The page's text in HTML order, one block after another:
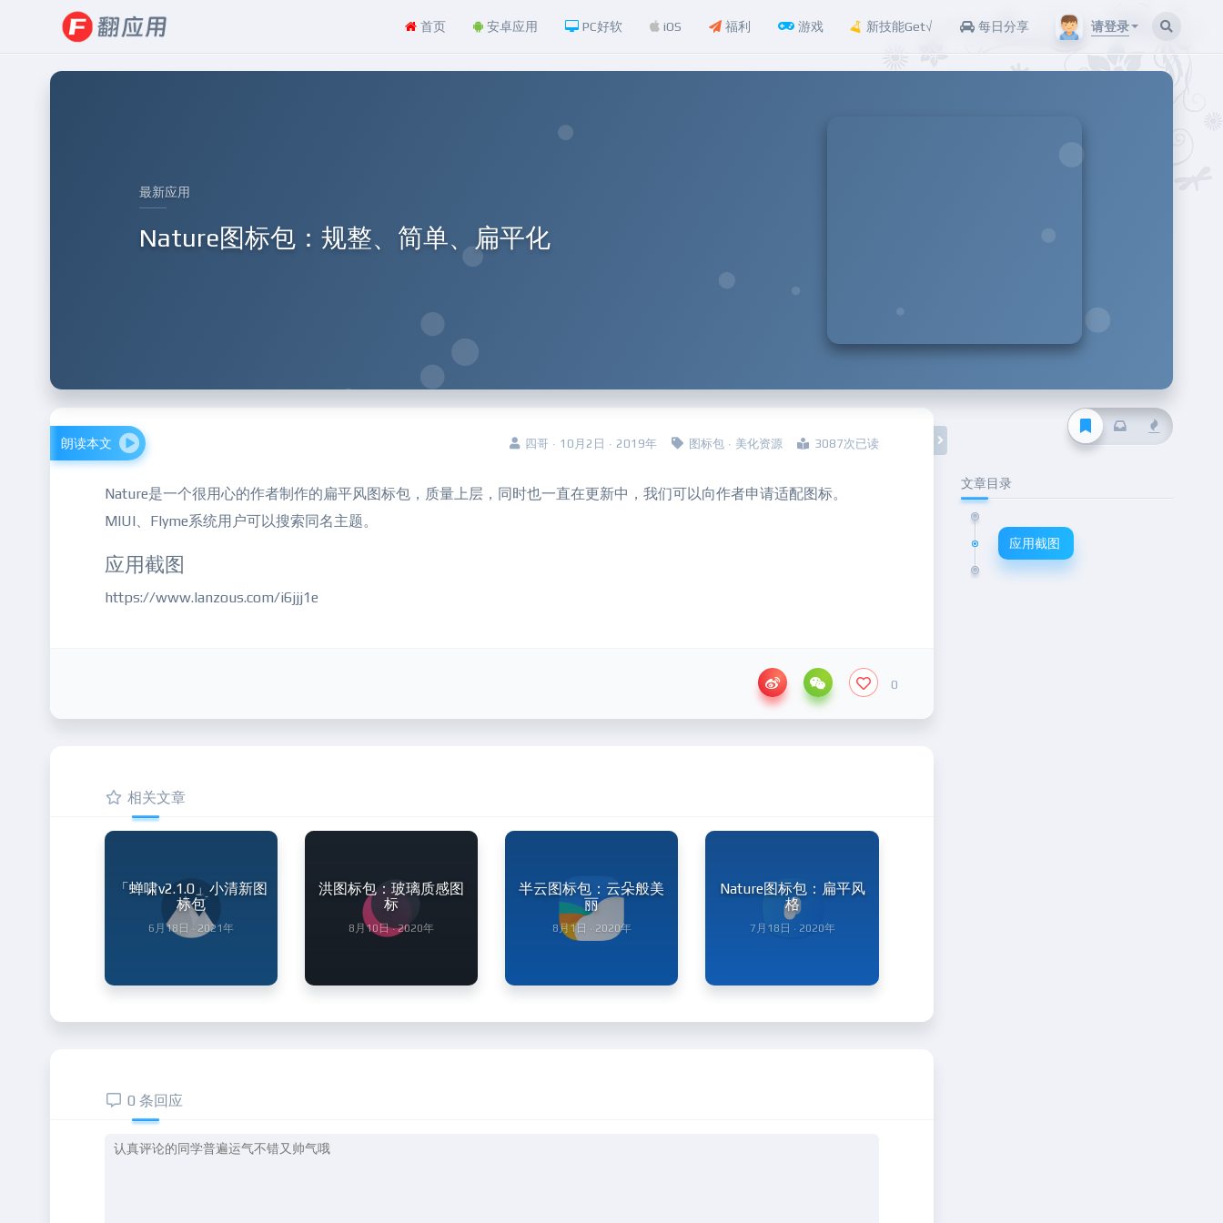
首页 安卓应用 PC好软 iOS 福利 游戏 新技能Get√ 每日分享 请登录
最新应用
Nature图标包：规整、简单、扁平化
四哥 · 10月2日 · 2019年 图标包· 美化资源 3087次已读
朗读本文
Nature是一个很用心的作者制作的扁平风图标包，质量上层，同时也一直在更新中，我们可以向作者申请适配图标。
MIUI、Flyme系统用户可以搜索同名主题。
应用截图
https://www.lanzous.com/i6jjj1e
0
相关文章
「蝉啸v2.1.0」小清新图
标包
6月18日 · 2021年
洪图标包：玻璃质感图
标
8月10日 · 2020年
半云图标包：云朵般美
丽
8月1日 · 2020年
Nature图标包：扁平风
格
7月18日 · 2020年
0 条回应
文章目录
应用截图